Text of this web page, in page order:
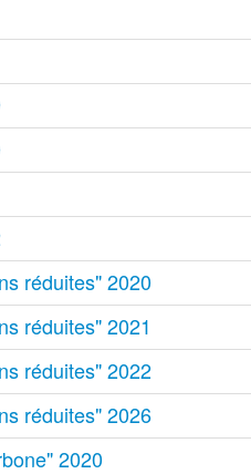
réduites" 2020
réduites" 2021
réduites" 2022
réduites" 2026
2020